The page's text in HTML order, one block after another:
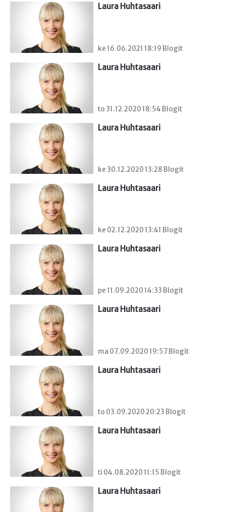
Laura Huhtasaari
ke 16.06.2021 18:19 Blogit
Laura Huhtasaari
to 31.12.2020 18:54 Blogit
Laura Huhtasaari
ke 30.12.2020 13:28 Blogit
Laura Huhtasaari
ke 02.12.2020 13:41 Blogit
Laura Huhtasaari
pe 11.09.2020 14:33 Blogit
Laura Huhtasaari
ma 07.09.2020 19:57 Blogit
Laura Huhtasaari
to 03.09.2020 20:23 Blogit
Laura Huhtasaari
ti 04.08.2020 11:15 Blogit
Laura Huhtasaari